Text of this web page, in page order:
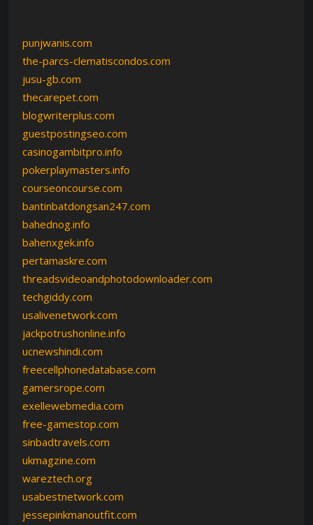
punjwanis.com
the-parcs-clematiscondos.com
jusu-gb.com
thecarepet.com
blogwriterplus.com
guestpostingseo.com
casinogambitpro.info
pokerplaymasters.info
courseoncourse.com
bantinbatdongsan247.com
bahednog.info
bahenxgek.info
pertamaskre.com
threadsvideoandphotodownloader.com
techgiddy.com
usalivenetwork.com
jackpotrushonline.info
ucnewshindi.com
freecellphonedatabase.com
gamersrope.com
exellewebmedia.com
free-gamestop.com
sinbadtravels.com
ukmagzine.com
wareztech.org
usabestnetwork.com
jessepinkmanoutfit.com